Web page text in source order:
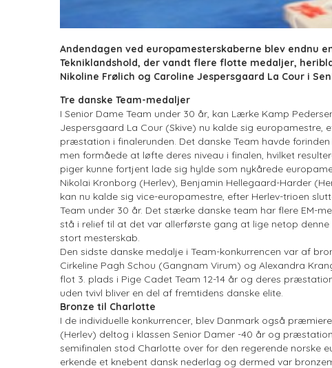
Andendagen ved europamesterskaberne blev endnu
Tekniklandshold, der vandt flere flotte medaljer,
Nikoline Frølich og Caroline Jespersgaard La Cour i
Tre danske Team-medaljer
I Senior Dame Team under 30 år, kan Lærke Kamp
Jespersgaard La Cour (Skive) nu kalde sig europamestre,
præstation i finalerunden. Det danske Team havde
men formåede at løfte deres niveau i finalen, hvilket
piger kunne fortjent lade sig hylde som nykårede
Nikolai Kronborg (Herlev), Benjamin Hellegaard-Harder
kan nu kalde sig vice-europamestre, efter Herlev-trioen
Team under 30 år. Det stærke danske team har flere EM-
stå i relief til at det var allerførste gang at lige netop
stort mesterskab.
Den sidste danske medalje i Team-konkurrencen var af
Cirkeline Pagh Schou (Gangnam Virum) og Alexandra
flot 3. plads i Pige Cadet Team 12-14 år og deres
uden tvivl bliver en del af fremtidens danske elite.
Bronze til Charlotte
I de individuelle konkurrencer, blev Danmark også
(Herlev) deltog i klassen Senior Damer -40 år og
semifinalen stod Charlotte over for den regerende norske
erkende et knebent dansk nederlag og dermed var